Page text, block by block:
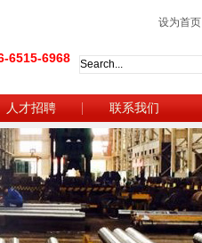
设为首页
6515-6968
人才招聘 联系我们